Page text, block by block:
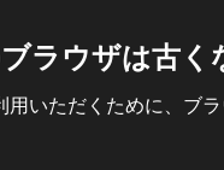
ラウザは古く
いただくために、ブ